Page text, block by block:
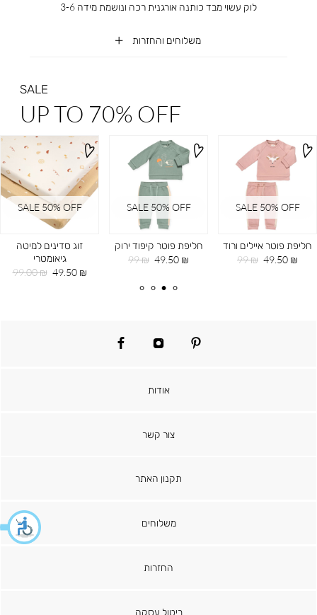
משלוחים והחזרות
לוק עשוי מבד כותנה אורגנית רכה ונושמת מידה 3-6
SALE
UP TO 70% OFF
SALE 50% OFF
זוג סדינים למיטה
גיאומטרי
מחיר
49.50 ₪
מחיר
99.00 ₪
SALE 50% OFF
חליפת פוטר קיפוד ירוק
מחיר
49.50 ₪
מחיר
99 ₪
SALE 50% OFF
חליפת פוטר איילים ורוד
מחיר
49.50 ₪
מחיר
99 ₪
pinterest
instagram
facebook
אודות
צור קשר
תקנון האתר
משלוחים
החזרות
ביטול עסקה